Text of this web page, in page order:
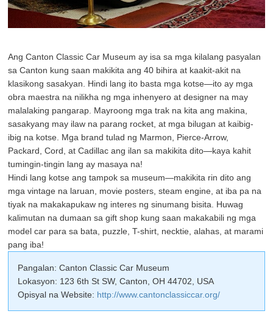
Ang Canton Classic Car Museum ay isa sa mga kilalang pasyalan
sa Canton kung saan makikita ang 40 bihira at kaakit-akit na
klasikong sasakyan. Hindi lang ito basta mga kotse—ito ay mga
obra maestra na nilikha ng mga inhenyero at designer na may
malalaking pangarap. Mayroong mga trak na kita ang makina,
sasakyang may ilaw na parang rocket, at mga bilugan at kaibig-
ibig na kotse. Mga brand tulad ng Marmon, Pierce-Arrow,
Packard, Cord, at Cadillac ang ilan sa makikita dito—kaya kahit
tumingin-tingin lang ay masaya na!
Hindi lang kotse ang tampok sa museum—makikita rin dito ang
mga vintage na laruan, movie posters, steam engine, at iba pa na
tiyak na makakapukaw ng interes ng sinumang bisita. Huwag
kalimutan na dumaan sa gift shop kung saan makakabili ng mga
model car para sa bata, puzzle, T-shirt, necktie, alahas, at marami
pang iba!
Pangalan: Canton Classic Car Museum
Lokasyon: 123 6th St SW, Canton, OH 44702, USA
Opisyal na Website: http://www.cantonclassiccar.org/